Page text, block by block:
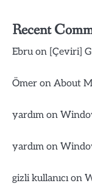
Recent
Ebruon [Çeviri]
Ömer on About
yardım on
yardım on
gizli kullanıcıon